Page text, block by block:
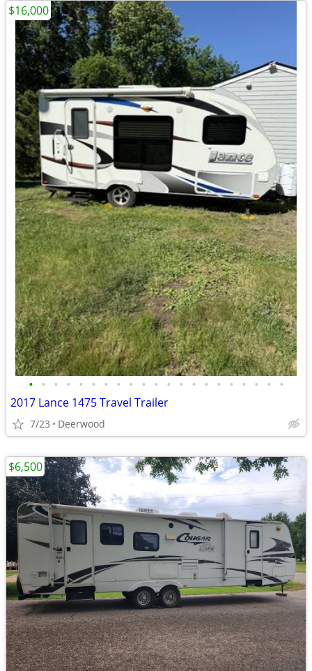
• • • • • • • • • • • • • • • • • • • • •
2017 Lance 1475 Travel Trailer
7/23 Deerwood
$16,000
$6,500